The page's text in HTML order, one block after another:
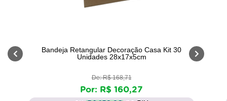
Bandeja Retangular Decoração Casa Kit 30
Unidades 28x17x5cm
De: R$ 168,71
Por: R$ 160,27